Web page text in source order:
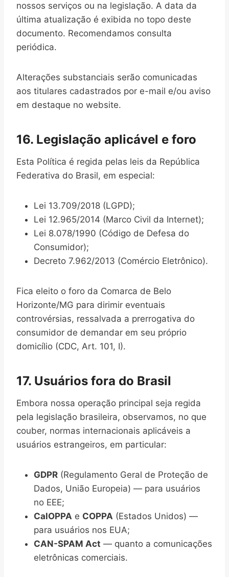
nossos serviços ou na legislação. A data da
última atualização é exibida no topo deste
documento. Recomendamos consulta
periódica.
Alterações substanciais serão comunicadas
aos titulares cadastrados por e-mail e/ou aviso
em destaque no website.
16. Legislação aplicável e foro
Esta Política é regida pelas leis da República
Federativa do Brasil, em especial:
Lei 13.709/2018 (LGPD);
Lei 12.965/2014 (Marco Civil da Internet);
Lei 8.078/1990 (Código de Defesa do
Consumidor);
Decreto 7.962/2013 (Comércio Eletrônico).
Fica eleito o foro da Comarca de Belo
Horizonte/MG para dirimir eventuais
controvérsias, ressalvada a prerrogativa do
consumidor de demandar em seu próprio
domicílio (CDC, Art. 101, I).
17. Usuários fora do Brasil
Embora nossa operação principal seja regida
pela legislação brasileira, observamos, no que
couber, normas internacionais aplicáveis a
usuários estrangeiros, em particular:
GDPR (Regulamento Geral de Proteção de
Dados, União Europeia) — para usuários
no EEE;
CalOPPA e COPPA (Estados Unidos) —
para usuários nos EUA;
CAN-SPAM Act — quanto a comunicações
eletrônicas comerciais.